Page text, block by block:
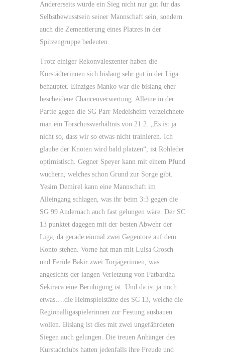
Andererseits würde ein Sieg nicht nur gut für das
Selbstbewusstsein seiner Mannschaft sein, sondern
auch die Zementierung eines Platzes in der
Spitzengruppe bedeuten.
Trotz einiger Rekonvaleszenter haben die
Kurstädterinnen sich bislang sehr gut in der Liga
behauptet. Einziges Manko war die bislang eher
bescheidene Chancenverwertung. Alleine in der
Partie gegen die SG Parr Medelsheim verzeichnete
man ein Torschussverhältnis von 21:2. „Es ist ja
nicht so, dass wir so etwas nicht trainieren. Ich
glaube der Knoten wird bald platzen“, ist Rohleder
optimistisch. Gegner Speyer kann mit einem Pfund
wuchern, welches schon Grund zur Sorge gibt.
Yesim Demirel kann eine Mannschaft im
Alleingang schlagen, was ihr beim 3:3 gegen die
SG 99 Andernach auch fast gelungen wäre. Der SC
13 punktet dagegen mit der besten Abwehr der
Liga, da gerade einmal zwei Gegentore auf dem
Konto stehen. Vorne hat man mit Luisa Grosch
und Feride Bakir zwei Torjägerinnen, was
angesichts der langen Verletzung von Fatbardha
Sekiraca eine Beruhigung ist. Und da ist ja noch
etwas….die Heimspielstätte des SC 13, welche die
Regionalligaspielerinnen zur Festung ausbauen
wollen. Bislang ist dies mit zwei ungefährdeten
Siegen auch gelungen. Die treuen Anhänger des
Kurstadtclubs hatten jedenfalls ihre Freude und